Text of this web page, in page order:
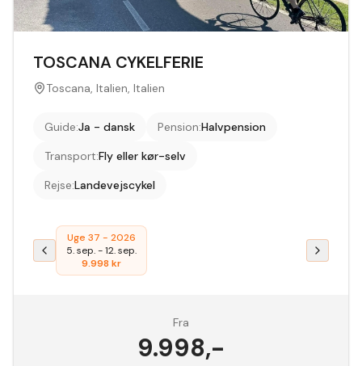
TOSCANA CYKELFERIE
Toscana, Italien, Italien
Guide:Ja - dansk Pension:Halvpension
Transport:Fly eller kør-selv
Rejse:Landevejscykel
Uge 37 - 2026
5. sep.-12. sep.
9.998 kr
Fra
9.998,-